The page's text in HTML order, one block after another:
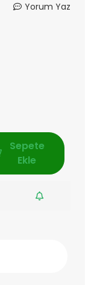
Yorum Yaz
Sepete
Ekle